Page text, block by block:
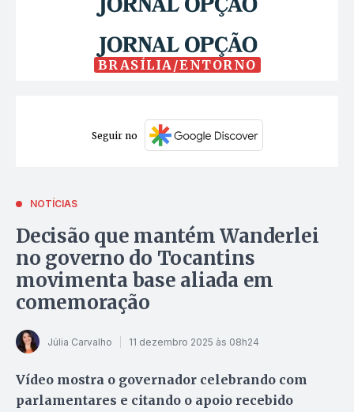
BRASÍLIA/ENTORNO
Seguir no
NOTÍCIAS
Decisão que mantém Wanderlei
no governo do Tocantins
movimenta base aliada em
comemoração
Júlia Carvalho 11 dezembro 2025 às 08h24
Vídeo mostra o governador celebrando com
parlamentares e citando o apoio recebido